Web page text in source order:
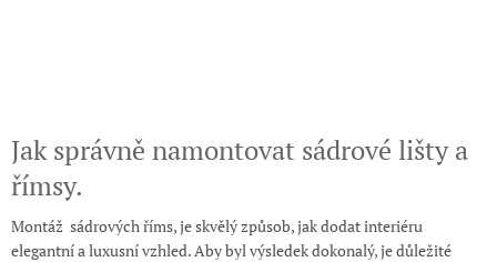
Jak správně namontovat sádrové lišty a
římsy.
Montáž sádrových říms, je skvělý způsob, jak dodat interiéru
elegantní a luxusní vzhled. Aby byl výsledek dokonalý, je důležité